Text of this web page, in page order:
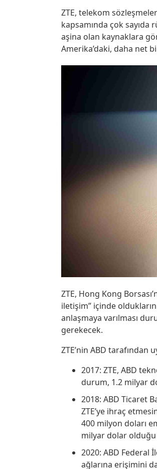
ZTE, telekom
kapsamında çok sayıda
aşina olan kaynaklara
Amerika’daki, daha net
ZTE, Hong Kong
iletişim” içinde
anlaşmaya varılması
gerekecek.
ZTE’nin ABD tarafından
2017: ZTE, ABD
durum, 1.2 milyar
2018: ABD Ticaret
ZTE’ye ihraç
400 milyon doları
milyar dolar
2020: ABD Federal
ağlarına erişimini